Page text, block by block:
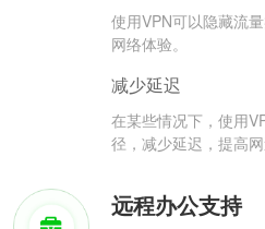
使用VPN可以隐藏流
网络体验。
减少延迟
在某些情况下，使用
径，减少延迟，提高网
远程办公支持